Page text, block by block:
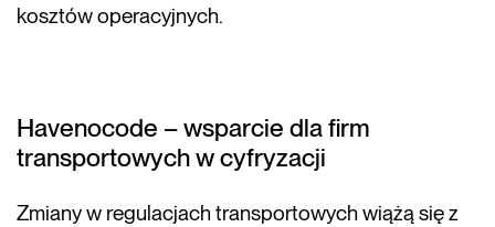
kosztów operacyjnych.
Havenocode – wsparcie dla firm
transportowych w cyfryzacji
Zmiany w regulacjach transportowych wiążą się z